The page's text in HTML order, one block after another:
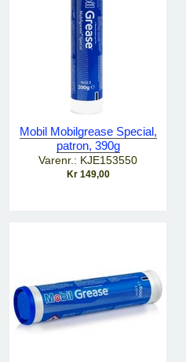
Mobil Mobilgrease Special,
patron, 390g
Varenr.: KJE153550
Kr 149,00